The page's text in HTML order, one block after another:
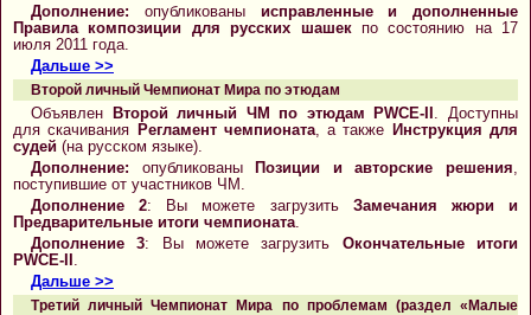
Дополнение: опубликованы исправленные и дополненные
Правила композиции для русских шашекпо состоянию на 17
июля 2011 года.
Дальше >>
Второй личный Чемпионат Мира по этюдам
Объявлен Второй личный ЧМ по этюдам PWCE-II . Доступны
для скачивания Регламент чемпионата, а также Инструкция для
судей (на русском языке).
Дополнение: опубликованыПозиции и авторские решения
поступившие от участников ЧМ.
Дополнение 2: Вы можете загрузить Замечания жюри и
Предварительные итоги чемпионата
Дополнение 3: Вы можете загрузить Окончательные итоги
PWCE-II
Дальше >>
Третий личный Чемпионат Мира по проблемам (раздел «Малые